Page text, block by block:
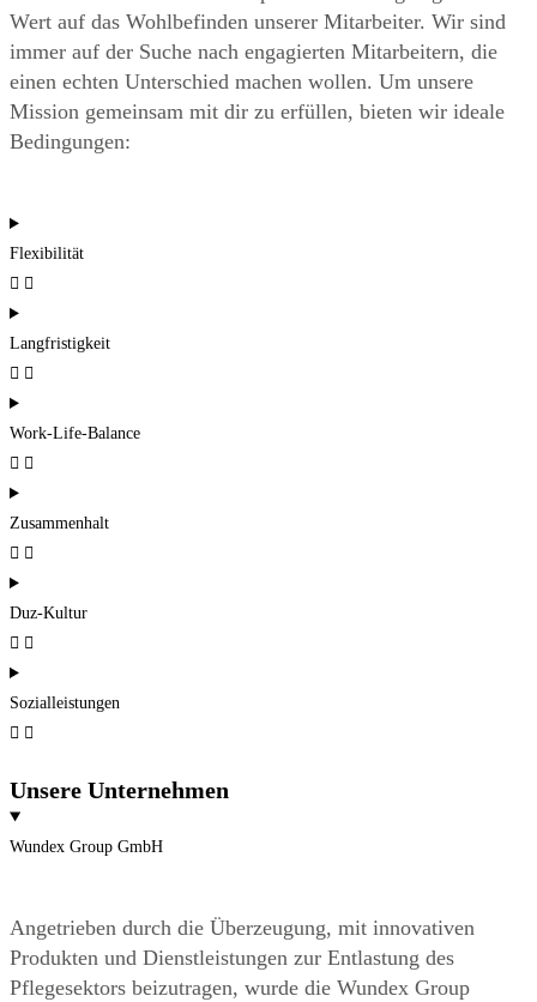
Wert auf das Wohlbefinden unserer Mitarbeiter. Wir sind
immer auf der Suche nach engagierten Mitarbeitern, die
einen echten Unterschied machen wollen. Um unsere
Mission gemeinsam mit dir zu erfüllen, bieten wir ideale
Bedingungen:
Flexibilität
Langfristigkeit
Work-Life-Balance
Zusammenhalt
Duz-Kultur
Sozialleistungen
Unsere Unternehmen
Wundex Group GmbH
Angetrieben durch die Überzeugung, mit innovativen
Produkten und Dienstleistungen zur Entlastung des
Pflegesektors beizutragen, wurde die Wundex Group